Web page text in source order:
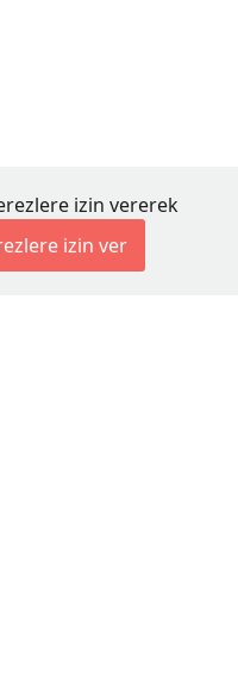
izin vererek
izin ver